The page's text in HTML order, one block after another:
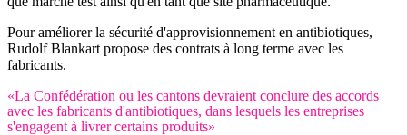
Pour améliorer la sécurité d'approvisionnement en antibiotiques,
Rudolf Blankart propose des contrats à long terme avec les
fabricants.
«La Confédération ou les cantons devraient conclure des accords
avec les fabricants d'antibiotiques, dans lesquels les entreprises
s'engagent à livrer certains produits»